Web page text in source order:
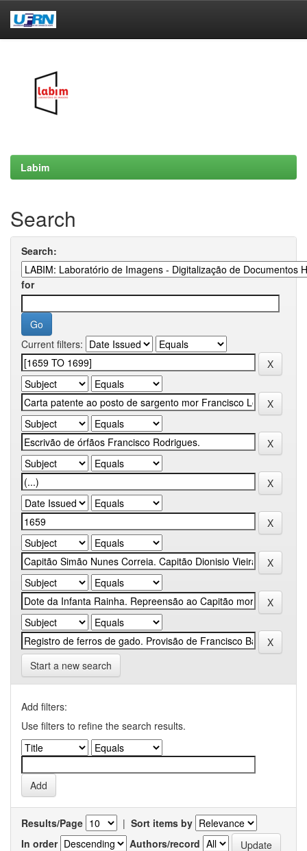
Labim
Search
Search:
for
Current filters:
Start a new search
Add filters:
Use filters to refine the search results.
Results/Page | Sort items by
In order
Authors/record